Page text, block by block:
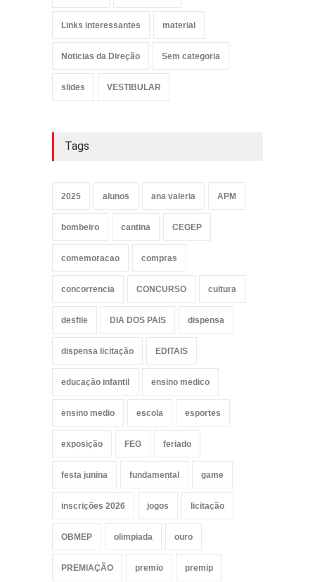
Links interessantes material
Noticias da Direção Sem categoria
slides VESTIBULAR
Tags
2025 alunos ana valeria APM
bombeiro cantina CEGEP
comemoracao compras
concorrencia CONCURSO cultura
desfile DIA DOS PAIS dispensa
dispensa licitação EDITAIS
educação infantil ensino medico
ensino medio escola esportes
exposição FEG feriado
festa junina fundamental game
inscrições 2026 jogos licitação
OBMEP olimpiada ouro
PREMIAÇÃO premio premip